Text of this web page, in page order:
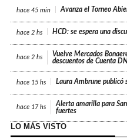
hace 45 min Avanza el Torneo
hace 2 hs HCD: se espera una
hace 2 hs
Vuelve Mercados
descuentos de Cuenta
hace 15 hs Laura Ambrune publicó
hace 17 hs
Alerta amarilla para
fuertes
LO MÁS VISTO